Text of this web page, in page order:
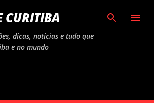
para o conteúdo principal
CURITIBA
dicas, noticias e tudo que
e no mundo